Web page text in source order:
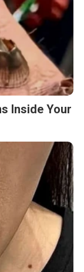
Inside Your